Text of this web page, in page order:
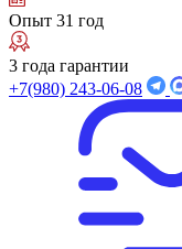
Опыт 31 год
3 года гарантии
+7(980) 243-06-08